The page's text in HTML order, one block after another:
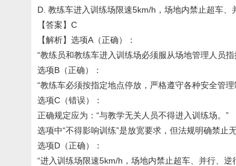
D. 教练车进入训练场限速5km/h，场地内禁止超车、
【答案】C
【解析】选项A（正确）：
“教练员和教练车进入训练场必须服从场地管理人员
选项B（正确）：
“教练车必须按指定地点停放，严格遵守各种安全管理
选项C（错误）：
正确规定应为：“与教学无关人员不得进入训练场。”
选项中“不得影响训练”是放宽要求，但法规明确禁止
选项D（正确）：
“进入训练场限速5km/h，场地内禁止超车、并行、逆